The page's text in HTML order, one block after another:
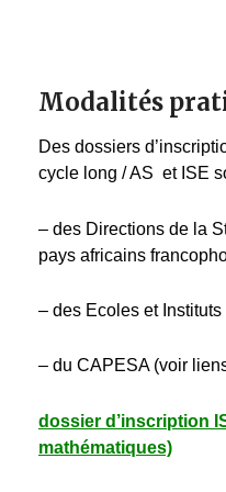
Modalités
Des dossiers
cycle long / AS et ISE
– des Directions de la
pays africains
– des Ecoles et
– du CAPESA (voir
dossier d’inscription
mathématiques)